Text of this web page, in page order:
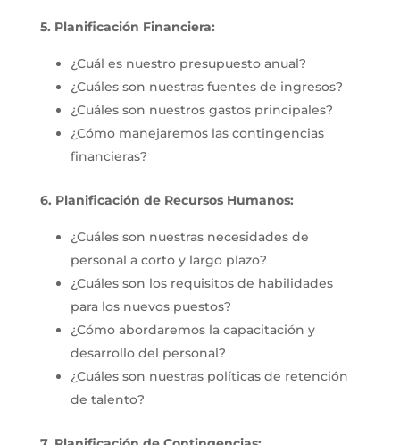
5. Planificación Financiera:
¿Cuál es nuestro presupuesto anual?
¿Cuáles son nuestras fuentes de ingresos?
¿Cuáles son nuestros gastos principales?
¿Cómo manejaremos las contingencias
financieras?
6. Planificación de Recursos Humanos:
¿Cuáles son nuestras necesidades de
personal a corto y largo plazo?
¿Cuáles son los requisitos de habilidades
para los nuevos puestos?
¿Cómo abordaremos la capacitación y
desarrollo del personal?
¿Cuáles son nuestras políticas de retención
de talento?